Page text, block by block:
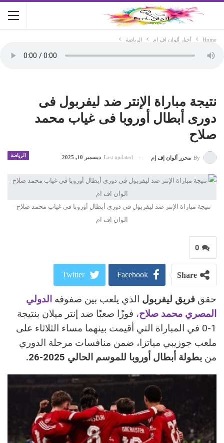
Home أخبار ألوان اف ام الرياضة
نتيجة مباراة الإنتر ضد ليفربول فى
دورى أبطال أوروبا فى غياب محمد
صلاح
الرياضة By محرر ألوان إف إم Last updated ديسمبر 10, 2025
نتيجة مباراة الإنتر ضد ليفربول فى دورى أبطال أوروبا فى غياب محمد صلاح -
الوان اف ام
0
Share
Facebook
Twitter
Google+
ReddIt
WhatsApp
Pinterest
البريد الالكتروني
حقق فريق ليفربول الذي يلعب بين صفوفه الدولي
المصري محمد صلاح، فوزًا صعبًا ضد إنتر ميلان بنتيجة
1-0 في المباراة التي أقيمت بينهما مساء الثلاثاء على
ملعب جوزيبي مياتزا، ضمن منافسات مرحلة الدوري
من بطولة أبطال أوروبا للموسم الحالي 2025-26.